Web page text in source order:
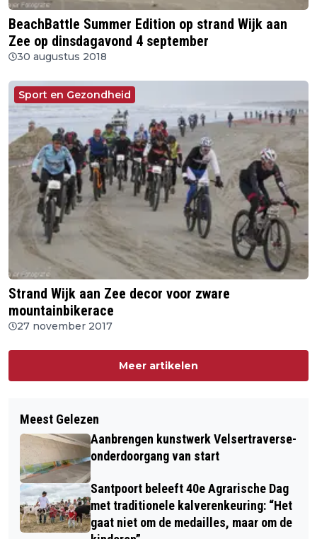
BeachBattle Summer Edition op strand Wijk aan
Zee op dinsdagavond 4 september
30 augustus 2018
Sport en Gezondheid
Strand Wijk aan Zee decor voor zware
mountainbikerace
27 november 2017
Meer artikelen
Meest Gelezen
Aanbrengen kunstwerk Velsertraverse-
onderdoorgang van start
Santpoort beleeft 40e Agrarische Dag
met traditionele kalverenkeuring: “Het
gaat niet om de medailles, maar om de